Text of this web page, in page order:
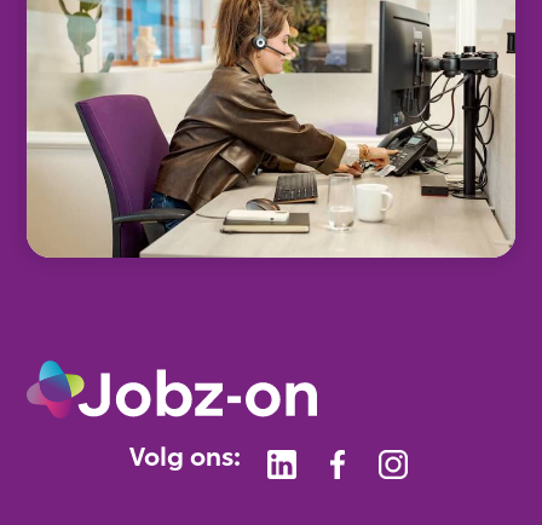
Volg ons: